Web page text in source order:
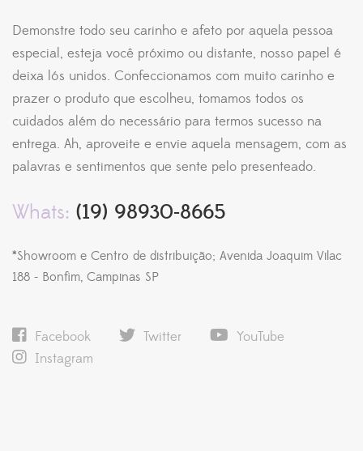
Demonstre todo seu carinho e afeto por aquela pessoa
especial, esteja você próximo ou distante, nosso papel é
deixa lós unidos. Confeccionamos com muito carinho e
prazer o produto que escolheu, tomamos todos os
cuidados além do necessário para termos sucesso na
entrega. Ah, aproveite e envie aquela mensagem, com as
palavras e sentimentos que sente pelo presenteado.
Whats: (19) 98930-8665
*Showroom e Centro de distribuição; Avenida Joaquim Vilac
188 - Bonfim, Campinas SP
Facebook Twitter
YouTube
Instagram